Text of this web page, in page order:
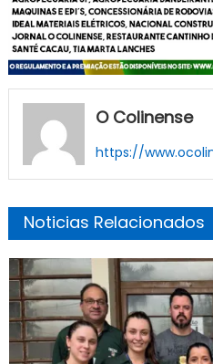
O Colinense
https://
Noticias Relacionados